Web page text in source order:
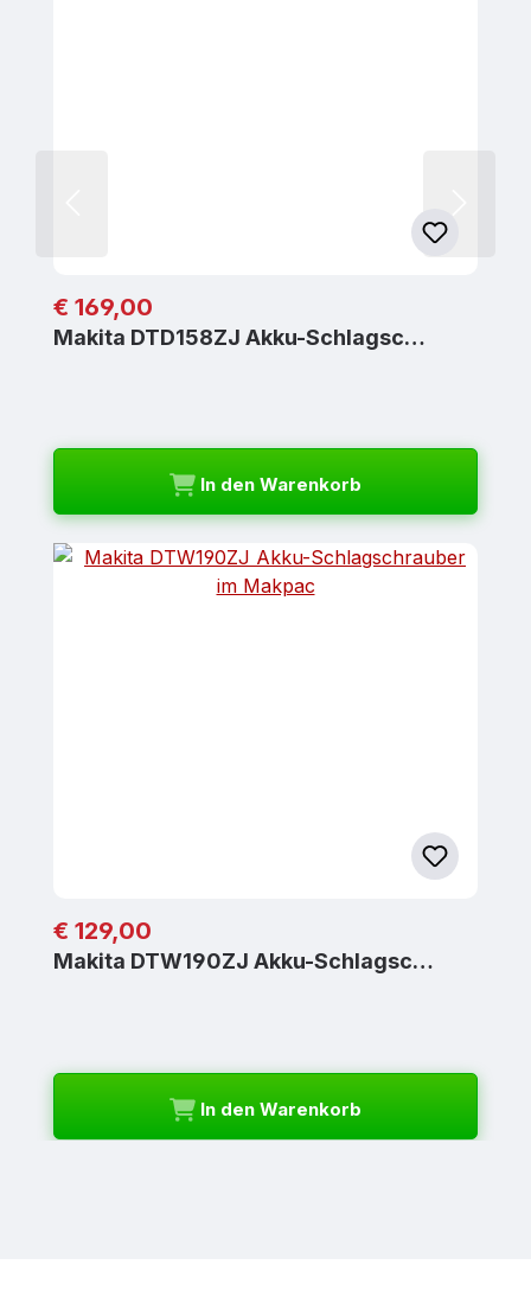
Regulärer Preis:
€ 169,00
Makita DTD158ZJ Akku-Schlagsc…
In den Warenkorb
Regulärer Preis:
€ 129,00
Makita DTW190ZJ Akku-Schlagsc…
In den Warenkorb